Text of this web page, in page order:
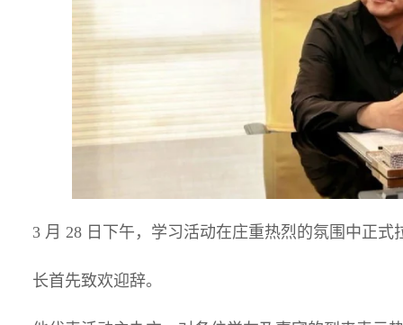
3 月 28 日下午，学习活动在庄重热烈的氛围中正式
长首先致欢迎辞。